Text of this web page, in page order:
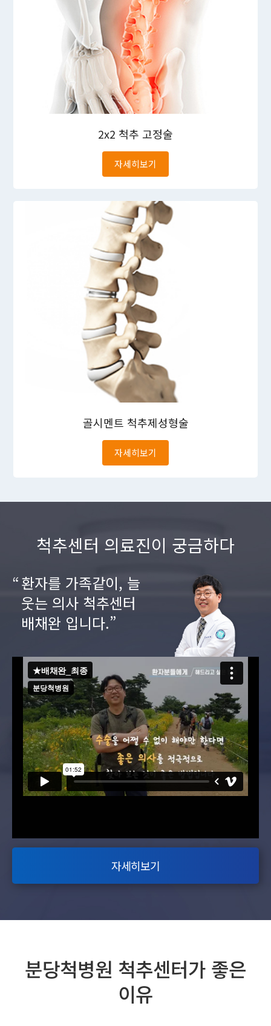
2x2 척추 고정술
자세히보기
골시멘트 척추제성형술
자세히보기
척추센터 의료진이 궁금하다
환자를 가족같이, 늘
웃는 의사 척추센터
배채완 입니다.
자세히보기
분당척병원 척추센터가 좋은
이유